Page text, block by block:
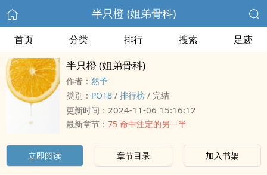
半只橙 (姐弟骨科)
首页 分类 排行 搜索 足迹
半只橙 (姐弟骨科)
作者： 然予
类别： PO18 / 排行榜 / 完结
更新时间： 2024-11-06 15:16:12
最新章节： 75 命中注定的另一半
立即阅读 章节目录 加入书架